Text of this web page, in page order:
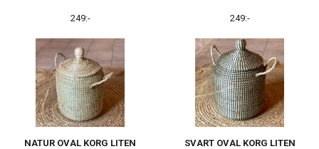
249:- 249:-
NATUR OVAL KORG LITEN SVART OVAL KORG LITEN